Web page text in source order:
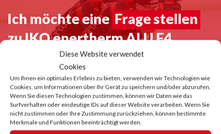
Diese Website verwendet
Cookies
Um Ihnen ein optimales Erlebnis zu bieten, verwenden wir Technologien wie
Cookies, um Informationen über Ihr Gerät zu speichern und/oder abzurufen.
Wenn Sie diesen Technologien zustimmen, können wir Daten wie das
Surfverhalten oder eindeutige IDs auf dieser Website verarbeiten. Wenn Sie
nicht zustimmen oder Ihre Zustimmung zurückziehen, können bestimmte
Merkmale und Funktionen beeinträchtigt werden.
Ich möchte eine Frage stellen
zu IKO enertherm ALU F4
Kontakt aufnehmen
UnsereErfolgsgeschichten